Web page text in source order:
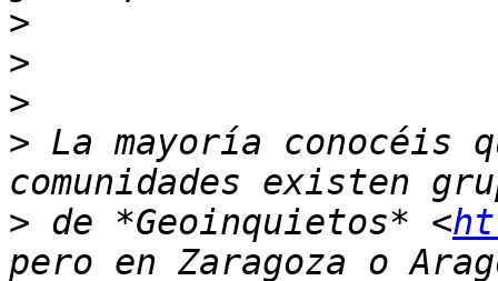
>
>
>
> La mayoría conocéis
> de *Geoinquietos* <